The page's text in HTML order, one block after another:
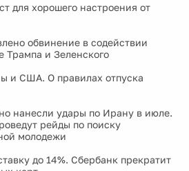
для хорошего настроения от
обвинение в содействии
Трампа и Зеленского
и США. О правилах отпуска
нанесли удары по Ирану в июле.
рейды по поиску
молодежи
до 14%. Сбербанк прекратит